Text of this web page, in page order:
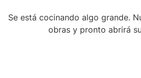
Se está cocinando algo grande.
obras y pronto abrirá